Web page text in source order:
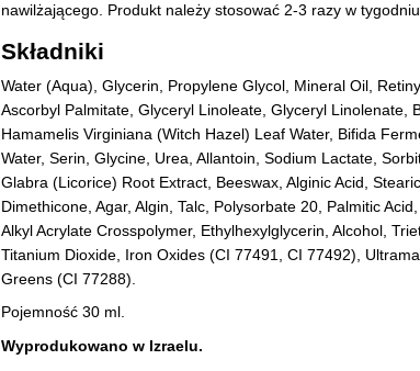
nawilżającego. Produkt należy stosować 2-3 razy w tygodniu.
Składniki
Water (Aqua), Glycerin, Propylene Glycol, Mineral Oil,
Ascorbyl Palmitate, Glyceryl Linoleate, Glyceryl Linolenate,
Hamamelis Virginiana (Witch Hazel) Leaf Water, Bifida
Water, Serin, Glycine, Urea, Allantoin, Sodium Lactate,
Glabra (Licorice) Root Extract, Beeswax, Alginic Acid,
Dimethicone, Agar, Algin, Talc, Polysorbate 20, Palmitic
Alkyl Acrylate Crosspolymer, Ethylhexylglycerin, Alcohol,
Titanium Dioxide, Iron Oxides (CI 77491, CI 77492),
Greens (CI 77288).
Pojemność 30 ml.
Wyprodukowano w Izraelu.